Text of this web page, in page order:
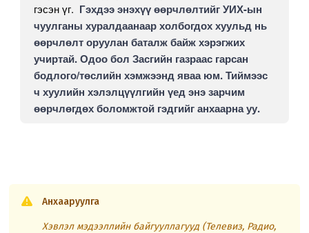
гэсэн үг. Гэхдээ энэхүү өөрчлөлтийг УИХ-ын
чуулганы хуралдаанаар холбогдох хуульд нь
өөрчлөлт оруулан баталж байж хэрэгжих
учиртай. Одоо бол Засгийн газраас гарсан
бодлого/төслийн хэмжээнд яваа юм. Тиймээс
ч хуулийн хэлэлцүүлгийн үед энэ зарчим
өөрчлөгдөх боломжтой гэдгийг анхаарна уу.
Анхааруулга
Хэвлэл мэдээллийн байгууллагууд (Телевиз, Радио,